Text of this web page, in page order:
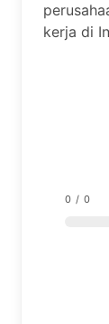
kerja di
0 / 0